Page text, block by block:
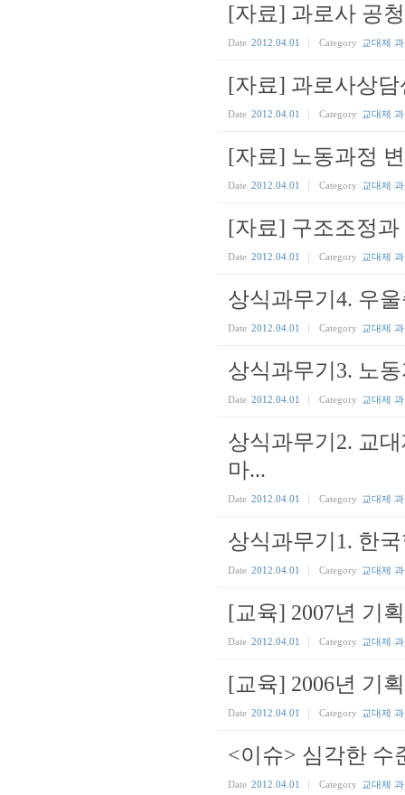
[자료] 과로사 공
Date 2012.04.01 Category 교대제
[자료] 과로사상담
Date 2012.04.01 Category 교대제
[자료] 노동과정
Date 2012.04.01 Category 교대제
[자료] 구조조정과
Date 2012.04.01 Category 교대제
상식과무기4. 우
Date 2012.04.01 Category 교대제
상식과무기3. 노
Date 2012.04.01 Category 교대제
상식과무기2. 교
마...
Date 2012.04.01 Category 교대제
상식과무기1. 한
Date 2012.04.01 Category 교대제
[교육] 2007년 기
Date 2012.04.01 Category 교대제
[교육] 2006년 기
Date 2012.04.01 Category 교대제
<이슈> 심각한 수
Date 2012.04.01 Category 교대제